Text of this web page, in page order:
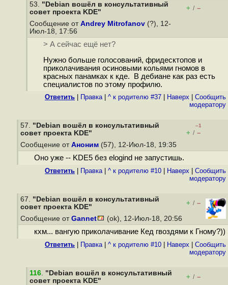
53. "Debian вошёл в консультативный
cовет проекта KDE"
+ / –
Сообщение от Andrey Mitrofanov (?), 12-
Июл-18, 17:56
> А сейчас ещё нет?
Нужно больше голосований, фридесктопов и
приколачивания осиновыми кольями гномов в
красных панамках к кде. В дебиане как раз есть
специалистов по этому профилю.
Ответить Правка| ^ к родителю #37 Наверх
Cообщить
модератору
57. "Debian вошёл в консультативный
cовет проекта KDE"
–1
+ / –
Сообщение от Аноним (57), 12-Июл-18, 19:35
Оно уже -- KDE5 без elogind не запустишь.
Ответить Правка| ^ к родителю #10 Наверх
Cообщить
модератору
67. "Debian вошёл в консультативный
cовет проекта KDE"
+ / –
Сообщение от Gannet (ok), 12-Июл-18, 20:56
кхм... вангую приколачивание Кед гвоздями к Гному?))
Ответить Правка| ^ к родителю #10 Наверх
Cообщить
модератору
116. "Debian вошёл в консультативный
cовет проекта KDE"
+ / –